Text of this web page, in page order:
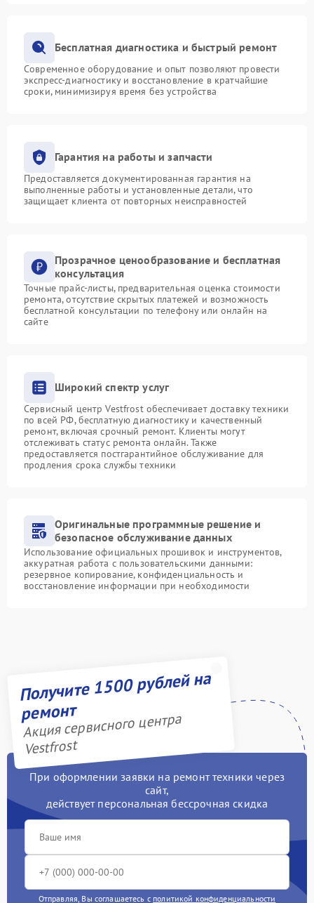
Бесплатная диагностика и быстрый ремонт
Современное оборудование и опыт позволяют провести
экспресс-диагностику и восстановление в кратчайшие
сроки, минимизируя время без устройства
Гарантия на работы и запчасти
Предоставляется документированная гарантия на
выполненные работы и установленные детали, что
защищает клиента от повторных неисправностей
Прозрачное ценообразование и бесплатная
консультация
Точные прайс-листы, предварительная оценка стоимости
ремонта, отсутствие скрытых платежей и возможность
бесплатной консультации по телефону или онлайн на
сайте
Широкий спектр услуг
Сервисный центр Vestfrost обеспечивает доставку техники
по всей РФ, бесплатную диагностику и качественный
ремонт, включая срочный ремонт. Клиенты могут
отслеживать статус ремонта онлайн. Также
предоставляется постгарантийное обслуживание для
продления срока службы техники
Оригинальные программные решение и
безопасное обслуживание данных
Использование официальных прошивок и инструментов,
аккуратная работа с пользовательскими данными:
резервное копирование, конфиденциальность и
восстановление информации при необходимости
Получите 1500 рублей на
ремонт
Акция сервисного центра
Vestfrost
При оформлении заявки на ремонт техники через
сайт,
действует персональная бессрочная скидка
Отправляя, Вы соглашаетесь с политикой конфиденциальности